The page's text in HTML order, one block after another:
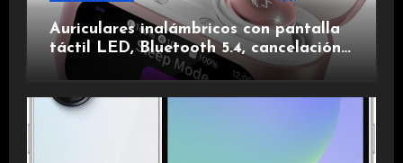
Auriculares inalámbricos con pantalla
táctil LED, Bluetooth 5.4, cancelación
de ruido, impermeables y de larga
duración.